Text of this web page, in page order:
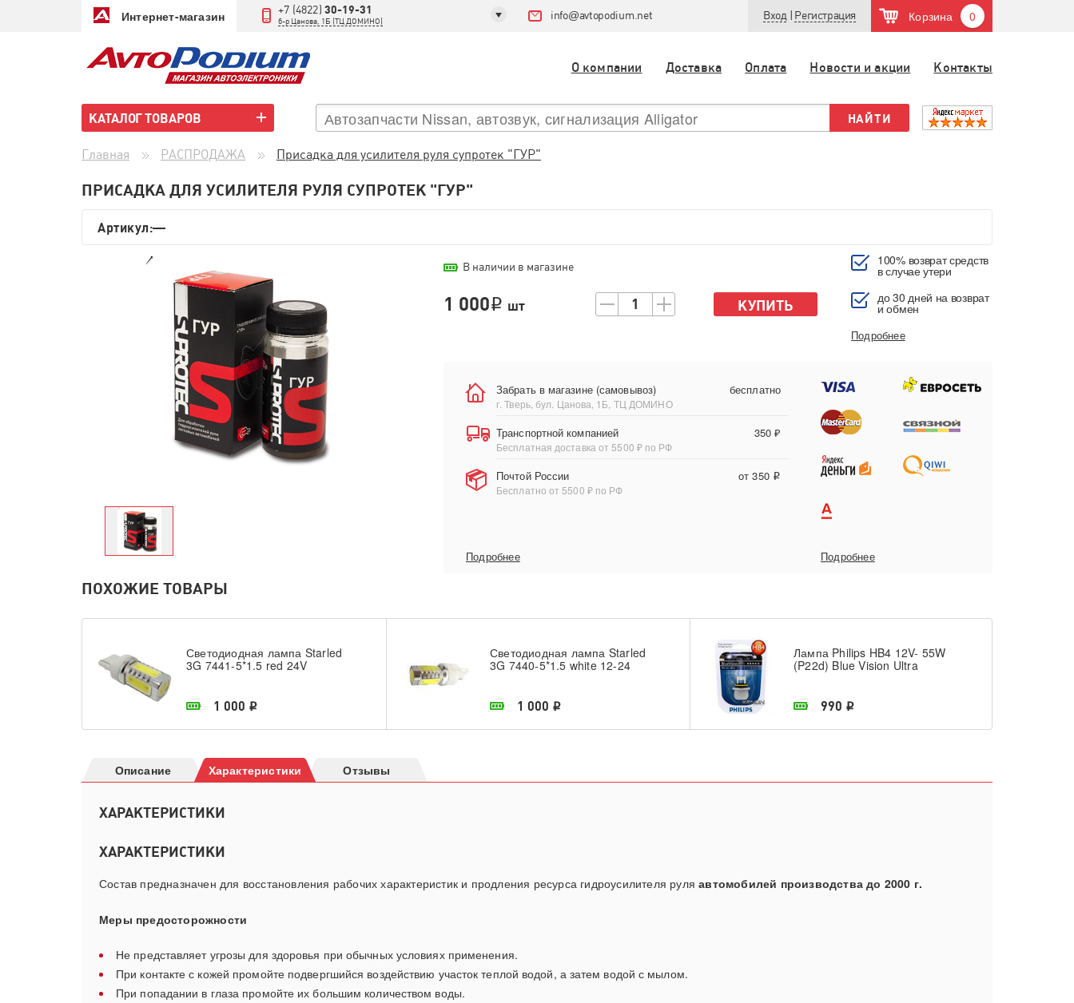
Интернет-магазин +7 (4822) 30-19-31
б-р Цанова, 1Б (ТЦ ДОМИНО) info@avtopodium.net Вход Регистрация Корзина 0
О компании Доставка Оплата Новости и акции Контакты
КАТАЛОГ ТОВАРОВ
Главная РАСПРОДАЖА Присадка для усилителя руля супротек "ГУР"
ПРИСАДКА ДЛЯ УСИЛИТЕЛЯ РУЛЯ СУПРОТЕК "ГУР"
Артикул:—
В наличии в магазине
1 000i шт 1 КУПИТЬ
Забрать в магазине (самовывоз) бесплатно
г. Тверь, бул. Цанова, 1Б, ТЦ ДОМИНО
Транспортной компанией 350 ₽
Бесплатная доставка от 5500 ₽ по РФ
Почтой России от 350 i
Бесплатно от 5500 ₽ по РФ
Подробнее
100% возврат средств
в случае утери
до 30 дней на возврат
и обмен
Подробнее
Подробнее
ПОХОЖИЕ ТОВАРЫ
Светодиодная лампа Starled
3G 7441-5*1.5 red 24V
В наличии в магазине
1 000 i
Светодиодная лампа Starled
3G 7440-5*1.5 white 12-24
В наличии в магазине
1 000 i
Лампа Philips HB4 12V- 55W
(P22d) Blue Vision Ultra
В наличии в магазине
990 i
Описание Характеристики Отзывы
ХАРАКТЕРИСТИКИ
ХАРАКТЕРИСТИКИ
Состав предназначен для восстановления рабочих характеристик и продления ресурса гидроусилителя руляавтомобилей производства до 2000 г.
Меры предосторожности
Не представляет угрозы для здоровья при обычных условиях применения.
При контакте с кожей промойте подвергшийся воздействию участок теплой водой, а затем водой с мылом.
При попадании в глаза промойте их большим количеством воды.